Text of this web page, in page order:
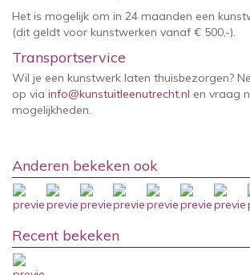
Het is mogelijk om in 24 maanden een
(dit geldt voor kunstwerken vanaf € 500,-).
Transportservice
Wil je een kunstwerk laten thuisbezorgen?
op via info@kunstuitleenutrecht.nl en vraag
mogelijkheden.
Anderen bekeken ook
Recent bekeken